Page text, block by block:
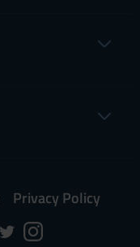
Privacy Policy